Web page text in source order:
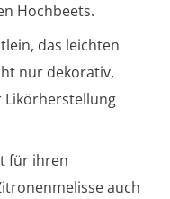
Hochbeets.
das leichten
nur dekorativ,
Likörherstellung
für ihren
auch